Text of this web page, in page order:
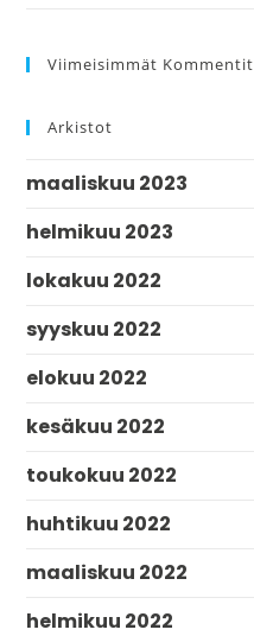
Viimeisimmät Kommentit
Arkistot
maaliskuu 2023
helmikuu 2023
lokakuu 2022
syyskuu 2022
elokuu 2022
kesäkuu 2022
toukokuu 2022
huhtikuu 2022
maaliskuu 2022
helmikuu 2022